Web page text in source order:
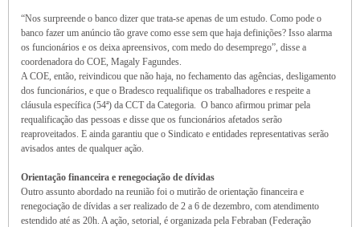
“Nos surpreende o banco dizer que trata-se apenas de um estudo. Como pode o
banco fazer um anúncio tão grave como esse sem que haja definições? Isso alarma
os funcionários e os deixa apreensivos, com medo do desemprego”, disse a
coordenadora do COE, Magaly Fagundes.
A COE, então, reivindicou que não haja, no fechamento das agências, desligamento
dos funcionários, e que o Bradesco requalifique os trabalhadores e respeite a
cláusula específica (54ª) da CCT da Categoria. O banco afirmou primar pela
requalificação das pessoas e disse que os funcionários afetados serão
reaproveitados. E ainda garantiu que o Sindicato e entidades representativas serão
avisados antes de qualquer ação.
Orientação financeira e renegociação de dívidas
Outro assunto abordado na reunião foi o mutirão de orientação financeira e
renegociação de dívidas a ser realizado de 2 a 6 de dezembro, com atendimento
estendido até as 20h. A ação, setorial, é organizada pela Febraban (Federação